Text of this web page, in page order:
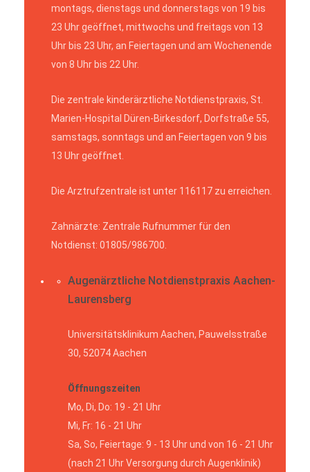
montags, dienstags und donnerstags von 19 bis
23 Uhr geöffnet, mittwochs und freitags von 13
Uhr bis 23 Uhr, an Feiertagen und am Wochenende
von 8 Uhr bis 22 Uhr.
Die zentrale kinderärztliche Notdienstpraxis, St.
Marien-Hospital Düren-Birkesdorf, Dorfstraße 55,
samstags, sonntags und an Feiertagen von 9 bis
13 Uhr geöffnet.
Die Arztrufzentrale ist unter 116117 zu erreichen.
Zahnärzte: Zentrale Rufnummer für den
Notdienst: 01805/986700.
Augenärztliche Notdienstpraxis Aachen-
Laurensberg
Universitätsklinikum Aachen, Pauwelsstraße
30, 52074 Aachen
Öffnungszeiten
Mo, Di, Do: 19 - 21 Uhr
Mi, Fr: 16 - 21 Uhr
Sa, So, Feiertage: 9 - 13 Uhr und von 16 - 21 Uhr
(nach 21 Uhr Versorgung durch Augenklinik)